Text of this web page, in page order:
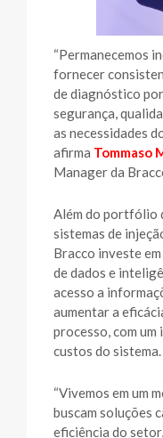
“Permanecemos
fornecer
de diagnóstico
segurança,
as necessidades
afirma Tommaso
Manager da
Além do portfólio
sistemas de
Bracco investe
de dados e
acesso a
aumentar a
processo, com
custos do sistema.
“Vivemos em um
buscam soluções
eficiência do